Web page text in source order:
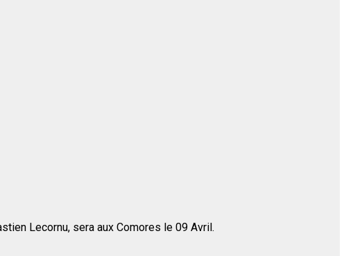
Lecornu, sera aux Comores le 09 Avril.